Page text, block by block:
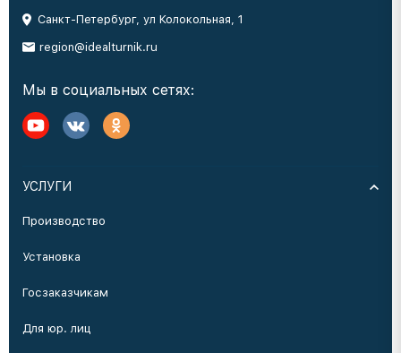
Санкт-Петербург, ул Колокольная, 1
region@idealturnik.ru
Мы в социальных сетях:
УСЛУГИ
Производство
Установка
Госзаказчикам
Для юр. лиц